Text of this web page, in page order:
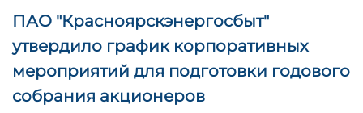
ПАО "Красноярскэнергосбыт"
утвердило график корпоративных
мероприятий для подготовки годового
собрания акционеров